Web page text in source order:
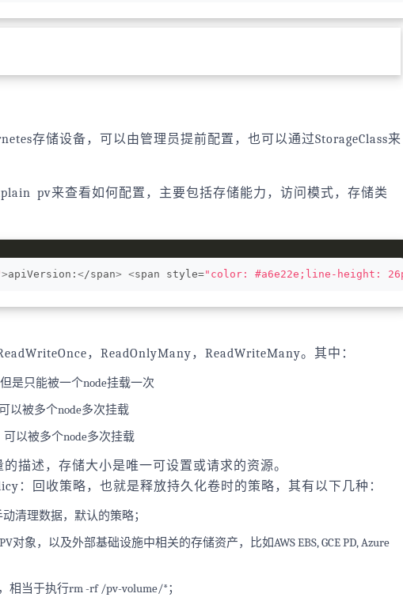
存储设备，可以由管理员提前配置，也可以通过StorageClass来
pv来查看如何配置，主要包括存储能力，访问模式，存储类
>apiVersion: </span> <span style="color: #a6e22e;line-height:
，ReadOnlyMany，ReadWriteMany。其中：
是只能被一个node挂载一次
以被多个node多次挂载
以被多个node多次挂载
描述，存储大小是唯一可设置或请求的资源。
：回收策略，也就是释放持久化卷时的策略，其有以下几种：
清理数据，默认的策略；
对象，以及外部基础设施中相关的存储资产，比如AWS EBS, GCE PD, Azure
相当于执行rm -rf /pv-volume/*；